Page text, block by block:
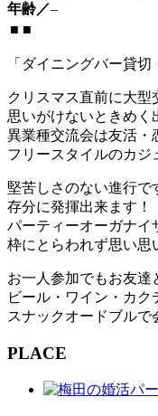
年齢／–
■ ■
「ダイニングバー貸切
クリスマス直前に大
思いがけないときめく
異業種交流会は友活・
フリースタイルのカジ
堅苦しさのない進行で
存分に発揮出来ます！
パーティーオーガナイ
枠にとらわれず思い思
お一人参加でもお友達
ビール・ワイン・カ
スナックオードブル
PLACE